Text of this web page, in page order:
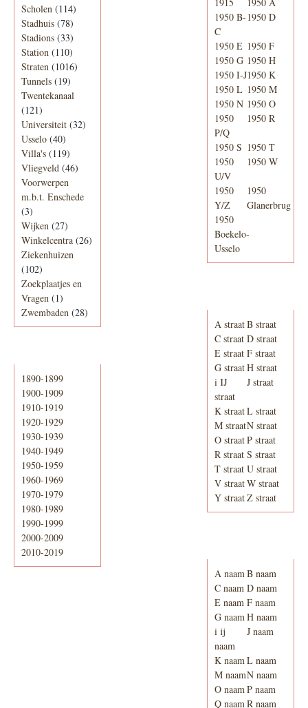
Scholen (114)
Stadhuis (78)
Stadions (33)
Station (110)
Straten (1016)
Tunnels (19)
Twentekanaal
(121)
Universiteit (32)
Usselo (40)
Villa's (119)
Vliegveld (46)
Voorwerpen
m.b.t. Enschede
(3)
Wijken (27)
Winkelcentra (26)
Ziekenhuizen
(102)
Zoekplaatjes en
Vragen (1)
Zwembaden (28)
1890-1899
1900-1909
1910-1919
1920-1929
1930-1939
1940-1949
1950-1959
1960-1969
1970-1979
1980-1989
1990-1999
2000-2009
2010-2019
1950 B-
C
1950 D
1950 E 1950 F
1950 G 1950 H
1950 I-J1950 K
1950 L 1950 M
1950 N 1950 O
1950
P/Q
1950 R
1950 S 1950 T
1950
U/V
1950 W
1950
Y/Z
1950
Glanerbrug
1950
Boekelo-
Usselo
A straatB straat
C straat D straat
E straat F straat
G straatH straat
i IJ
straat
J straat
K straatL straat
M straatN straat
O straatP straat
R straat S straat
T straat U straat
V straatW straat
Y straatZ straat
A naamB naam
C naam D naam
E naam F naam
G naamH naam
i ij
naam
J naam
K naamL naam
M naamN naam
O naamP naam
Q naamR naam